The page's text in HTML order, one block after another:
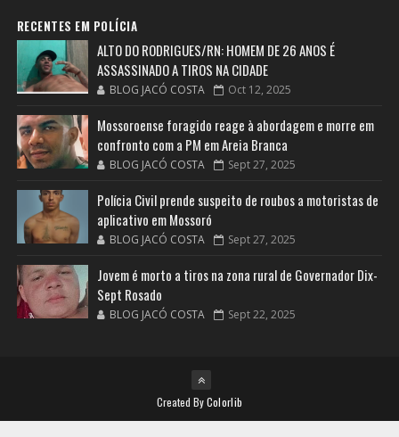
RECENTES EM POLÍCIA
ALTO DO RODRIGUES/RN: HOMEM DE 26 ANOS É
ASSASSINADO A TIROS NA CIDADE
BLOG JACÓ COSTA Oct 12, 2025
Mossoroense foragido reage à abordagem e morre em
confronto com a PM em Areia Branca
BLOG JACÓ COSTA Sept 27, 2025
Polícia Civil prende suspeito de roubos a motoristas de
aplicativo em Mossoró
BLOG JACÓ COSTA Sept 27, 2025
Jovem é morto a tiros na zona rural de Governador Dix-
Sept Rosado
BLOG JACÓ COSTA Sept 22, 2025
Created ByColorlib